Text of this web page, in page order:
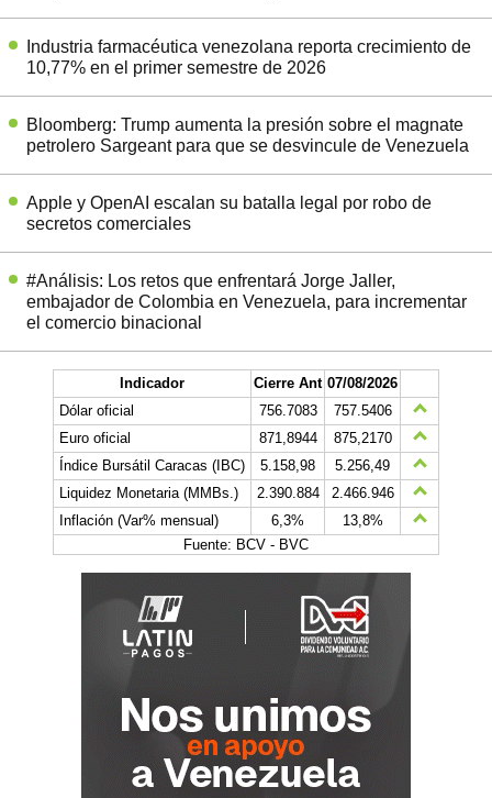
Industria farmacéutica venezolana reporta crecimiento de
10,77% en el primer semestre de 2026
Bloomberg: Trump aumenta la presión sobre el magnate
petrolero Sargeant para que se desvincule de Venezuela
Apple y OpenAI escalan su batalla legal por robo de
secretos comerciales
#Análisis: Los retos que enfrentará Jorge Jaller,
embajador de Colombia en Venezuela, para incrementar
el comercio binacional
Indicador Cierre Ant 07/08/2026
Dólar oficial
756.7083
757.5406
Euro oficial
871,8944
875,2170
Índice Bursátil Caracas (IBC)
5.158,98
5.256,49
Liquidez Monetaria (MMBs.)
2.390.884
2.466.946
Inflación (Var% mensual)
6,3%
13,8%
Fuente: BCV - BVC